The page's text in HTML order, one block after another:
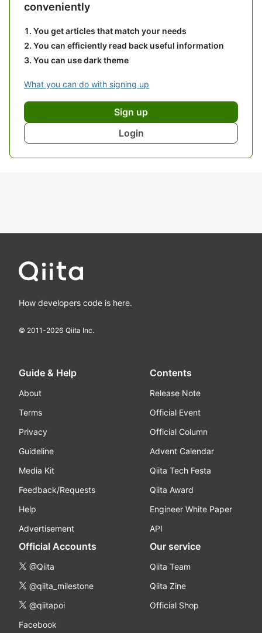
conveniently
You get articles that match your needs
You can efficiently read back useful information
You can use dark theme
What you can do with signing up
Sign up
Login
How developers code is here.
© 2011-2026 Qiita Inc.
Guide & Help
About
Terms
Privacy
Guideline
Media Kit
Feedback/Requests
Help
Advertisement
Contents
Release Note
Official Event
Official Column
Advent Calendar
Qiita Tech Festa
Qiita Award
Engineer White Paper
API
Official Accounts
@Qiita
@qiita_milestone
@qiitapoi
Facebook
Our service
Qiita Team
Qiita Zine
Official Shop